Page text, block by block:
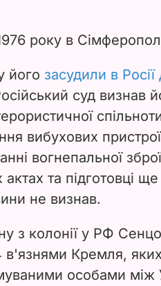
року в
його засудили в
суд визнав
вибухових
вогнепальної
та підготовці
не визнав.
з колонії у РФ
в'язнями Кремля, яких
особами між